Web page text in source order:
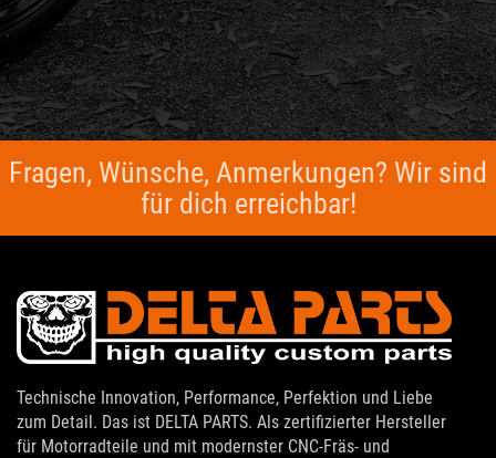
Fragen, Wünsche, Anmerkungen? Wir sind
für dich erreichbar!
Technische Innovation, Performance, Perfektion und Liebe
zum Detail. Das ist DELTA PARTS. Als zertifizierter Hersteller
für Motorradteile und mit modernster CNC-Fräs- und